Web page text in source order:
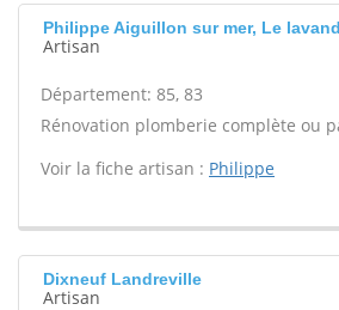
Philippe Aiguillon sur mer, Le
Artisan
Département: 85, 83
Rénovation plomberie complète ou
Voir la fiche artisan : Philippe
Dixneuf Landreville
Artisan